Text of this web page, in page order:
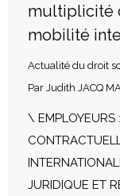
multiplicité
mobilité
Actualité du droit
Par Judith JACQ
\ EMPLOYEURS
JURIDIQUE ET